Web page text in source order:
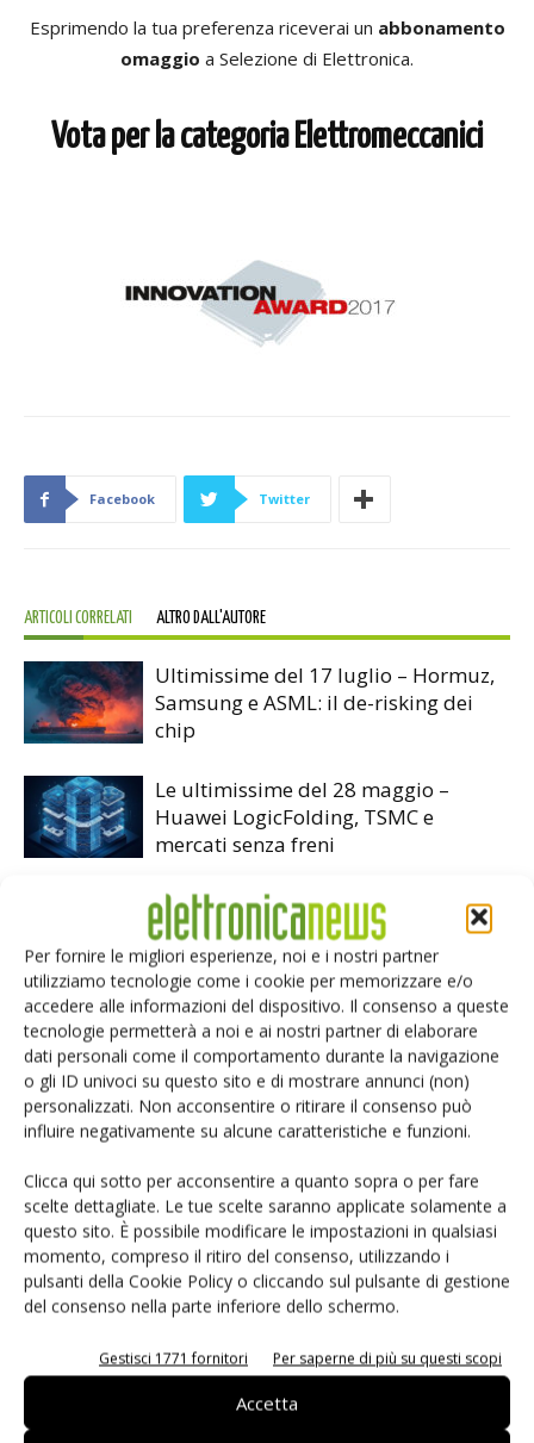
Per fornire le migliori esperienze, noi e i nostri partner
utilizziamo tecnologie come i cookie per memorizzare e/o
accedere alle informazioni del dispositivo. Il consenso a queste
tecnologie permetterà a noi e ai nostri partner di elaborare
dati personali come il comportamento durante la navigazione
o gli ID univoci su questo sito e di mostrare annunci (non)
personalizzati. Non acconsentire o ritirare il consenso può
influire negativamente su alcune caratteristiche e funzioni.
Clicca qui sotto per acconsentire a quanto sopra o per fare
scelte dettagliate. Le tue scelte saranno applicate solamente a
questo sito. È possibile modificare le impostazioni in qualsiasi
momento, compreso il ritiro del consenso, utilizzando i
pulsanti della Cookie Policy o cliccando sul pulsante di gestione
del consenso nella parte inferiore dello schermo.
Gestisci 1771 fornitori Per saperne di più su questi scopi
Accetta
Esprimendo la tua preferenza riceverai un abbonamento
omaggio a Selezione di Elettronica.
Vota per la categoria Elettromeccanici
Facebook Twitter
ARTICOLI CORRELATI ALTRO DALL'AUTORE
Ultimissime del 17 luglio – Hormuz,
Samsung e ASML: il de-risking dei
chip
Le ultimissime del 28 maggio –
Huawei LogicFolding, TSMC e
mercati senza freni
Modulo timing Microchip per 5G
LASCIA UN COMMENTO